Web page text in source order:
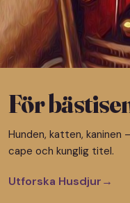
För
Hunden, katten, kaninen
cape och kunglig titel.
Utforska Husdjur→